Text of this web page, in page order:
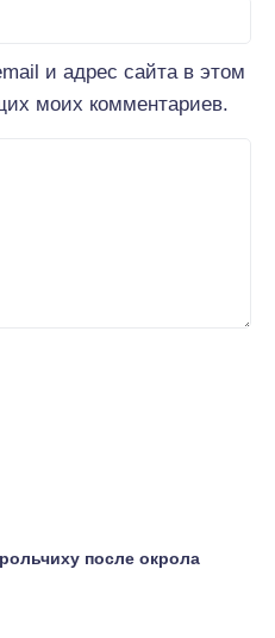
и адрес сайта в этом
моих комментариев.
после окрола